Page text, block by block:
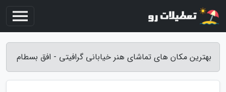
بهترین مکان های تماشای هنر خیابانی گرافیتی - افق بسطام